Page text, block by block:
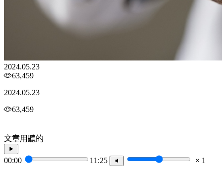
2024.05.23
63,459
2024.05.23
63,459
文章用聽的
00:00 11:25 1